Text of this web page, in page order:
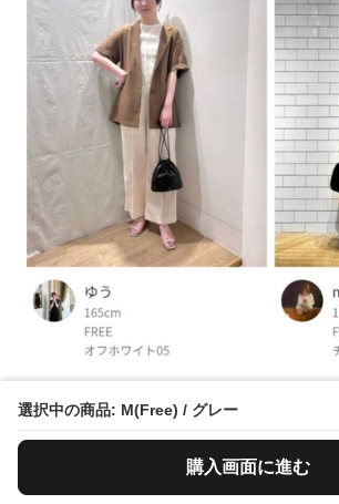
選択中の商品: M(Free) / グレー
購入画面に進む